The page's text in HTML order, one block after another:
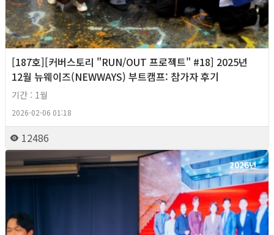
[187호][커버스토리 "RUN/OUT 프로젝트" #18] 2025년
12월 뉴웨이즈(NEWWAYS) 부트캠프: 참가자 후기
기간 : 1월
2026-02-06 01:18
12486
2026년